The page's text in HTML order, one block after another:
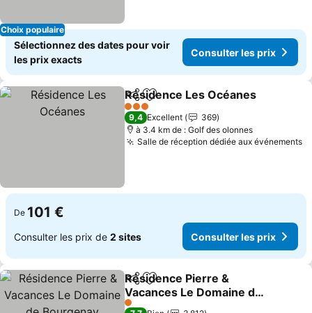
Choix populaire
Sélectionnez des dates pour voir
les prix exacts
Consulter les prix
PartagerAjouter à mes favoris
Résidence Les Océanes
3 Étoiles
9,4 Excellent
369
à 3.4 km de : Golf des olonnes
Salle de réception dédiée aux événements
De 101 €
Consulter les prix de 2 sites Consulter les prix
PartagerAjouter à mes favoris
Résidence Pierre &
Vacances Le Domaine de
Bourgenay
1 Étoiles